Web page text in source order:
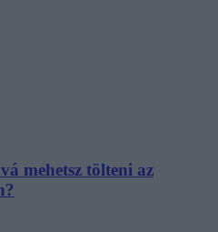
mehetsz tölteni az